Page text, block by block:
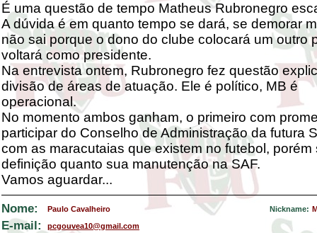
É uma questão de tempo Matheus Rubronegro
A dúvida é em quanto tempo se dará, se demorar
não sai porque o dono do clube colocará um outro
voltará como presidente.
Na entrevista ontem, Rubronegro fez questão
divisão de áreas de atuação. Ele é político, MB é
operacional.
No momento ambos ganham, o primeiro com
participar do Conselho de Administração da futura
com as maracutaias que existem no futebol, porém
definição quanto sua manutenção na SAF.
Vamos aguardar...
Nome: Paulo Cavalheiro Nickname:
E-mail: pcgouvea10@gmail.com